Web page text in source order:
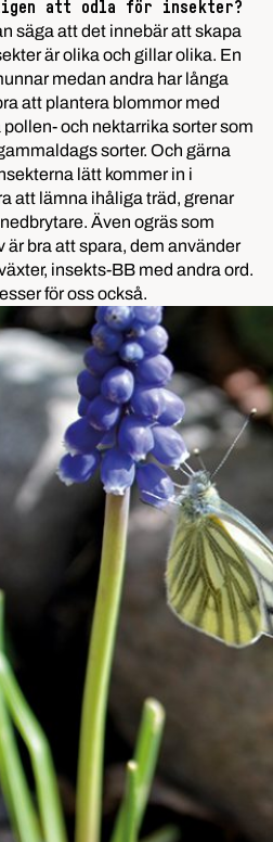
att odla för insekter?
säga att det innebär att skapa
är olika och gillar olika. En
medan andra har långa
att plantera blommor med
och nektarrika sorter som
sorter. Och gärna
lätt kommer in i
att lämna ihåliga träd, grenar
Även ogräs som
är bra att spara, dem använder
insekts-BB med andra ord.
för oss också.